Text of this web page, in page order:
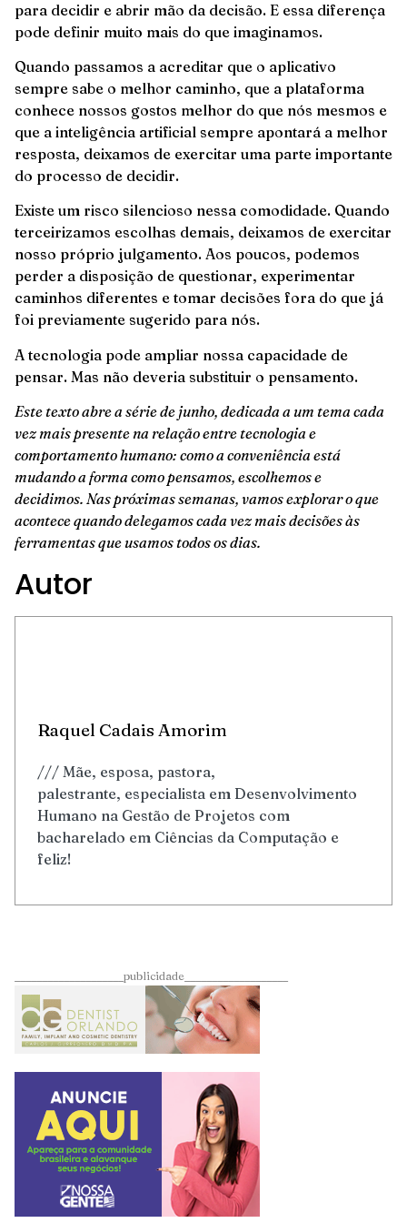
para decidir e abrir mão da decisão. E essa diferença
pode definir muito mais do que imaginamos.
Quando passamos a acreditar que o aplicativo
sempre sabe o melhor caminho, que a plataforma
conhece nossos gostos melhor do que nós mesmos e
que a inteligência artificial sempre apontará a melhor
resposta, deixamos de exercitar uma parte importante
do processo de decidir.
Existe um risco silencioso nessa comodidade. Quando
terceirizamos escolhas demais, deixamos de exercitar
nosso próprio julgamento. Aos poucos, podemos
perder a disposição de questionar, experimentar
caminhos diferentes e tomar decisões fora do que já
foi previamente sugerido para nós.
A tecnologia pode ampliar nossa capacidade de
pensar. Mas não deveria substituir o pensamento.
Este texto abre a série de junho, dedicada a um tema cada
vez mais presente na relação entre tecnologia e
comportamento humano: como a conveniência está
mudando a forma como pensamos, escolhemos e
decidimos. Nas próximas semanas, vamos explorar o que
acontece quando delegamos cada vez mais decisões às
ferramentas que usamos todos os dias.
Autor
Raquel Cadais Amorim
/// Mãe, esposa, pastora,
palestrante, especialista em Desenvolvimento
Humano na Gestão de Projetos com
bacharelado em Ciências da Computação e
feliz!
____________________publicidade___________________